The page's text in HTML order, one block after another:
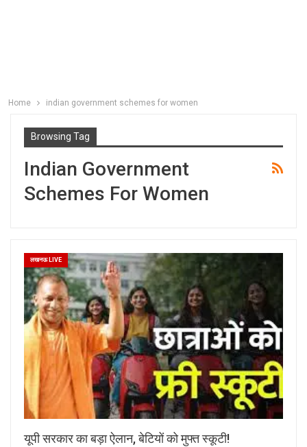
Home indian government schemes for women
Browsing Tag
Indian Government
Schemes For Women
लखनऊ LIVE
यूपी सरकार का बड़ा ऐलान, बेटियों को मुफ्त स्कूटी!